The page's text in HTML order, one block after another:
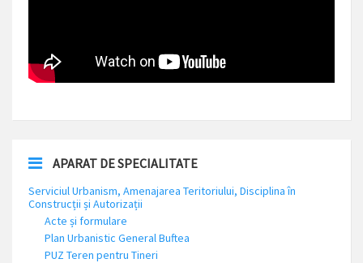
APARAT DE SPECIALITATE
Serviciul Urbanism, Amenajarea Teritoriului, Disciplina în
Construcții și Autorizații
Acte și formulare
Plan Urbanistic General Buftea
PUZ Teren pentru Tineri